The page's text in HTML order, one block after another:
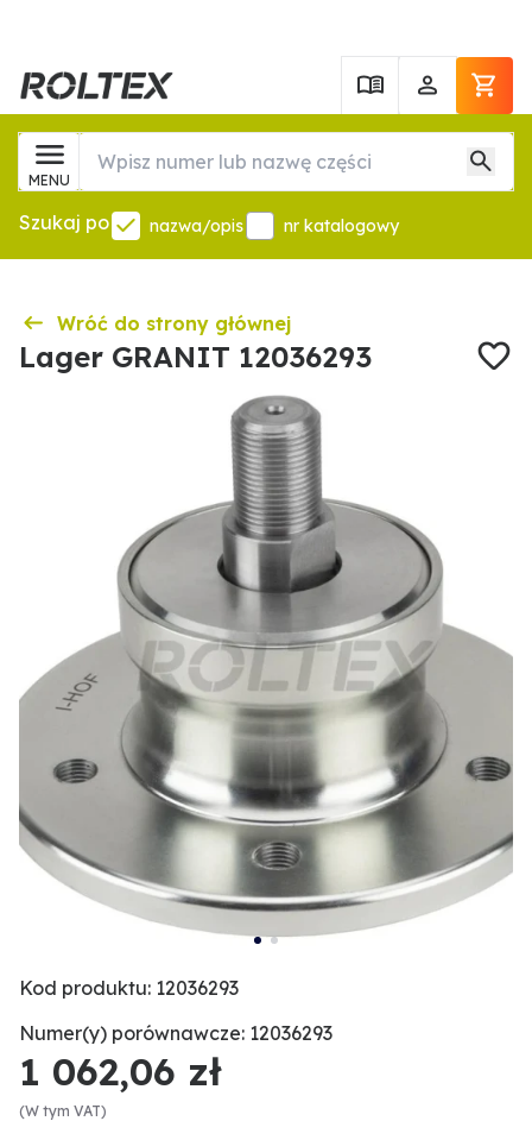
MENU
Szukaj po nazwa/opis nr katalogowy
Wróć do strony głównej
Lager GRANIT 12036293
Kod produktu: 12036293
Numer(y) porównawcze: 12036293
1 062,06 zł
(W tym VAT)